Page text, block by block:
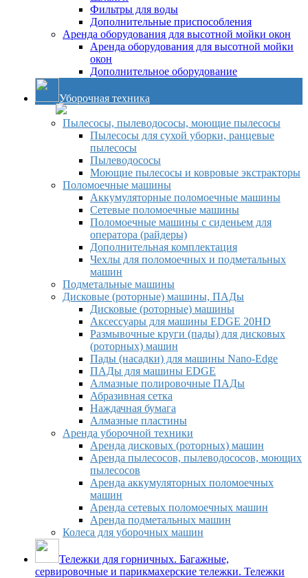
Фильтры для воды
Дополнительные приспособления
Аренда оборудования для высотной мойки окон
Аренда оборудования для высотной мойки
окон
Дополнительное оборудование
Уборочная техника
Пылесосы, пылеводососы, моющие пылесосы
Пылесосы для сухой уборки, ранцевые
пылесосы
Пылеводососы
Моющие пылесосы и ковровые экстракторы
Поломоечные машины
Аккумуляторные поломоечные машины
Сетевые поломоечные машины
Поломоечные машины с сиденьем для
оператора (райдеры)
Дополнительная комплектация
Чехлы для поломоечных и подметальных
машин
Подметальные машины
Дисковые (роторные) машины, ПАДы
Дисковые (роторные) машины
Аксессуары для машины EDGE 20HD
Размывочные круги (пады) для дисковых
(роторных) машин
Пады (насадки) для машины Nano-Edge
ПАДы для машины EDGE
Алмазные полировочные ПАДы
Абразивная сетка
Наждачная бумага
Алмазные пластины
Аренда уборочной техники
Аренда дисковых (роторных) машин
Аренда пылесосов, пылеводососов, моющих
пылесосов
Аренда аккумуляторных поломоечных
машин
Аренда сетевых поломоечных машин
Аренда подметальных машин
Колеса для уборочных машин
Тележки для горничных. Багажные,
сервировочные и парикмахерские тележки. Тележки